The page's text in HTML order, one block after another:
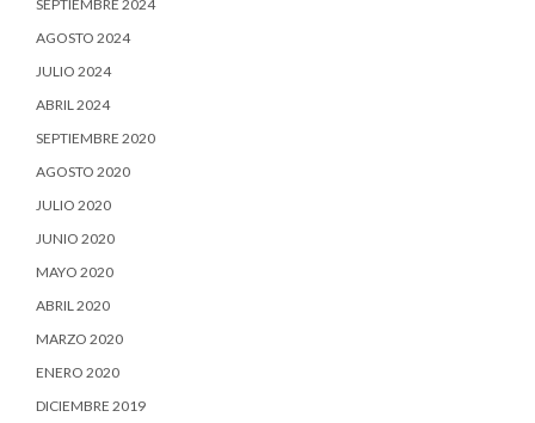
SEPTIEMBRE 2024
AGOSTO 2024
JULIO 2024
ABRIL 2024
SEPTIEMBRE 2020
AGOSTO 2020
JULIO 2020
JUNIO 2020
MAYO 2020
ABRIL 2020
MARZO 2020
ENERO 2020
DICIEMBRE 2019